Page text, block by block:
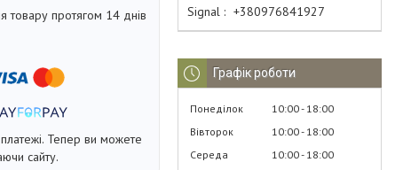
товару протягом 14 днів
платежі. Тепер ви можете
сайту.
Signal +380976841927
Графік роботи
Понеділок 10:00 18:00
Вівторок
10:00 18:00
Середа
10:00 18:00